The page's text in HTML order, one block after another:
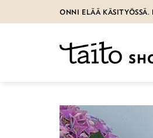
to
ONNI ELÄÄ